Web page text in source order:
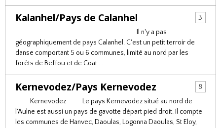
Kalanhel/Pays de Calanhel
3
Il n'y a pas
géographiquement de pays Calanhel. C'est un petit terroir de
danse comportant 5 ou 6 communes, limité au nord par les
forêts de Beffou et de Coat ...
Kernevodez/Pays Kernevodez
8
Kernevodez Le pays Kernevodez situé au nord de
l'Aulne est aussi un pays de gavotte départ pied droit. Il compte
les communes de Hanvec, Daoulas, Logonna Daoulas, St Eloy,